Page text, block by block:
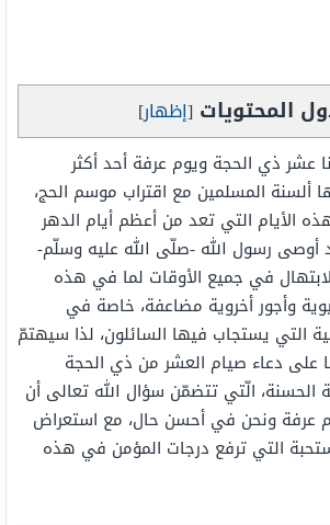
المحتويات [إظهار]
عشر ذي الحجة ويوم عرفة أحد أكثر
ألسنة المسلمين مع اقتراب موسم الحج،
الأيام التي تعد من أعظم أيام الدهر
أوصى رسول الله -صلّى الله عليه وسلّم-
في جميع الأوقات لما في هذه
وأجور أخروية مضاعفة، خاصة في
التي يستجاب فيها السائلون، لذا سيهتمّ
على دعاء صيام العشر من ذي الحجة
الحسنة، الّتي تتضمّن سؤال الله تعالى أن
عرفة ونحن في أحسن حال، مع استعراض
التي ترفع درجات المؤمن في هذه